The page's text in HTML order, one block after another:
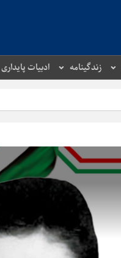
زندگینامه ادبیات پایداری